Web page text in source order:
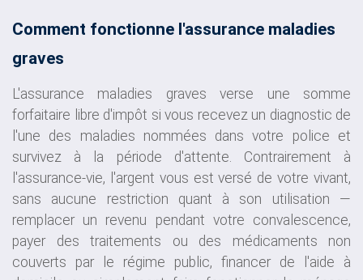
Comment fonctionne l'assurance maladies
graves
L'assurance maladies graves verse une somme
forfaitaire libre d'impôt si vous recevez un diagnostic de
l'une des maladies nommées dans votre police et
survivez à la période d'attente. Contrairement à
l'assurance-vie, l'argent vous est versé de votre vivant,
sans aucune restriction quant à son utilisation —
remplacer un revenu pendant votre convalescence,
payer des traitements ou des médicaments non
couverts par le régime public, financer de l'aide à